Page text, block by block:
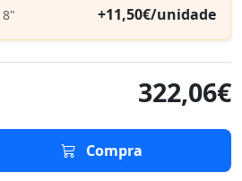
+11,50€/unidade
322,06€
Compra